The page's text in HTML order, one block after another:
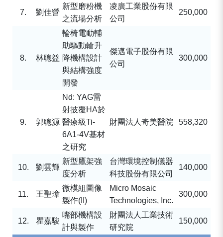
7. 劉佳營
新型磨粉機
之流場分析
凌廣工業股份有限
公司
250,000
8. 林聰益
輪椅電動輔
助驅動輪升
降機構設計
與結構強度
開發
傑邁電子股份有限
公司
300,000
9. 郭聰源
Nd: YAG雷
射披覆HA於
醫療級Ti-
6A1-4V基材
之研究
財團法人奇美醫院 558,320
10. 劉雲輝
新型鷹架強
度分析
台灣環境控制儀器
科技股份有限公司
140,000
11. 王聖璋
微模組圖像
製作(II)
Micro Mosaic
Technologies, Inc.
300,000
12. 瞿嘉駿
嘴部機構設
計與製作
財團法人工業技術
研究院
150,000